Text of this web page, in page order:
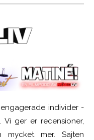
individer -
ger er recensioner,
mycket mer. Sajten